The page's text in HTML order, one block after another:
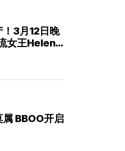
3月12日晚
女王Helen
者获得财
BBOO开启